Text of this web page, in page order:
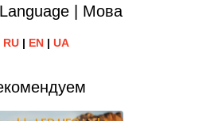
| Мова
RU| EN| UA